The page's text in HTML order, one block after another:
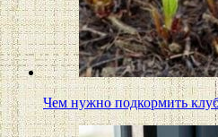
Чем нужно подкормить